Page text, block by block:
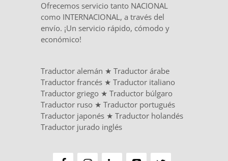
Ofrecemos servicio tanto NACIONAL
como INTERNACIONAL, a través del
envío. ¡Un servicio rápido, cómodo y
económico!
Traductor alemán ★ Traductor árabe
Traductor francés ★ Traductor italiano
Traductor griego ★ Traductor búlgaro
Traductor ruso ★ Traductor portugués
Traductor japonés ★ Traductor holandés
Traductor jurado inglés